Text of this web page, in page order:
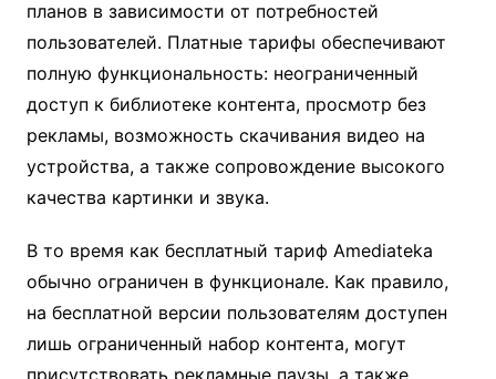
планов в зависимости от потребностей
пользователей. Платные тарифы обеспечивают
полную функциональность: неограниченный
доступ к библиотеке контента, просмотр без
рекламы, возможность скачивания видео на
устройства, а также сопровождение высокого
качества картинки и звука.
В то время как бесплатный тариф Amediateka
обычно ограничен в функционале. Как правило,
на бесплатной версии пользователям доступен
лишь ограниченный набор контента, могут
присутствовать рекламные паузы, а также